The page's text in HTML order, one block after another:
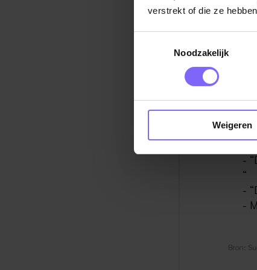
verstrekt of die ze
Noodzakelijk
Weigeren
Stel
-
“
-
-
Bron: